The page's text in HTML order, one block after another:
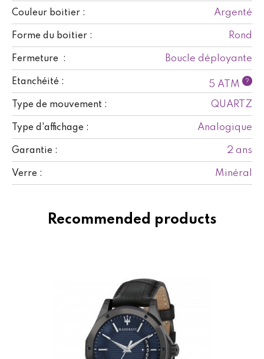
Couleur boitier : Argenté
Forme du boitier : Rond
Fermeture : Boucle déployante
Etanchéité : 5 ATM ?
Type de mouvement : QUARTZ
Type d'affichage : Analogique
Garantie : 2 ans
Verre : Minéral
Recommended products